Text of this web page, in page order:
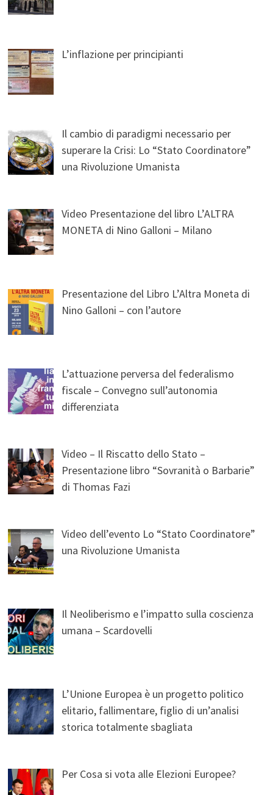
L’inflazione per principianti
Il cambio di paradigmi necessario per
superare la Crisi: Lo “Stato Coordinatore”
una Rivoluzione Umanista
Video Presentazione del libro L’ALTRA
MONETA di Nino Galloni – Milano
Presentazione del Libro L’Altra Moneta di
Nino Galloni – con l’autore
L’attuazione perversa del federalismo
fiscale – Convegno sull’autonomia
differenziata
Video – Il Riscatto dello Stato –
Presentazione libro “Sovranità o Barbarie”
di Thomas Fazi
Video dell’evento Lo “Stato Coordinatore”
una Rivoluzione Umanista
Il Neoliberismo e l’impatto sulla coscienza
umana – Scardovelli
L’Unione Europea è un progetto politico
elitario, fallimentare, figlio di un’analisi
storica totalmente sbagliata
Per Cosa si vota alle Elezioni Europee?